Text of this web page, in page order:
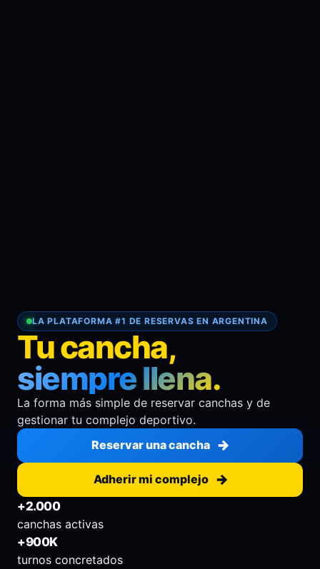
LA PLATAFORMA #1 DE RESERVAS EN ARGENTINA
Tu cancha,
siempre llena.
La forma más simple de reservar canchas y de
gestionar tu complejo deportivo.
Reservar una cancha
Adherir mi complejo
+2.000
canchas activas
+900K
turnos concretados